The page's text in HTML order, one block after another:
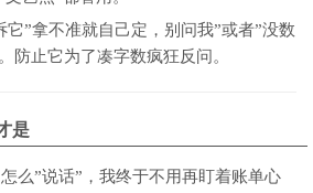
它”拿不准就自己定，别问我”或者”没数
防止它为了凑字数疯狂反问。
是
么”说话”，我终于不用再盯着账单心